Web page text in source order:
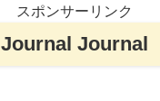
スポンサーリンク
Journal Journal